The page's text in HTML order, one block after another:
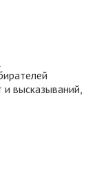
высказываний,